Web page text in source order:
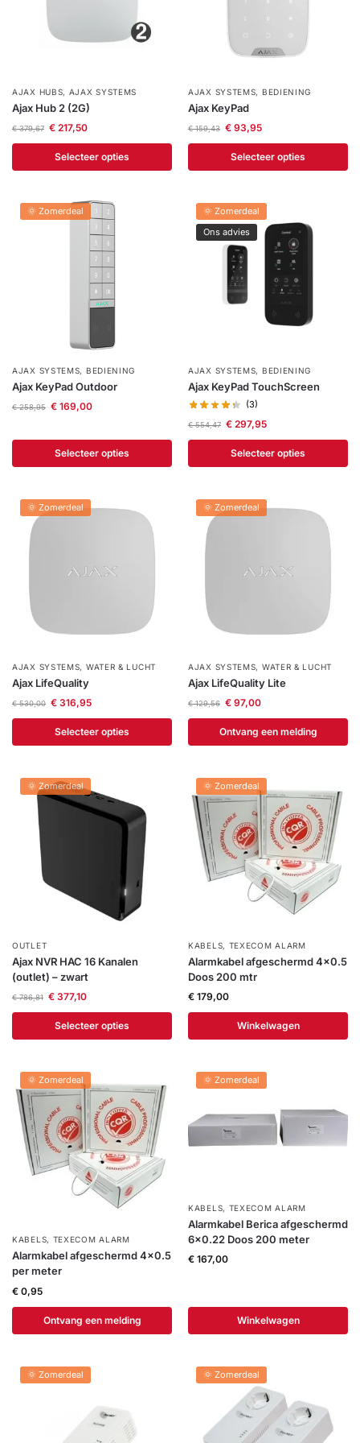
Camera's
Intercom
Inbraakbeveiliging
Help &
service
Account Contact Help Wagen
AJAX HUBS, AJAX SYSTEMS
Ajax Hub 2 (2G)
€379,67 €217,50
Selecteer opties
AJAX SYSTEMS, BEDIENING
Ajax KeyPad
€159,43 €93,95
Selecteer opties
🌞 Zomerdeal
AJAX SYSTEMS, BEDIENING
Ajax KeyPad Outdoor
€258,95 €169,00
Selecteer opties
🌞 Zomerdeal
Ons advies
AJAX SYSTEMS, BEDIENING
Ajax KeyPad TouchScreen
(3)
€554,47 €297,95
Selecteer opties
🌞 Zomerdeal
AJAX SYSTEMS, WATER & LUCHT
Ajax LifeQuality
€530,00 €316,95
Selecteer opties
🌞 Zomerdeal
AJAX SYSTEMS, WATER & LUCHT
Ajax LifeQuality Lite
€129,56 €97,00
Ontvang een melding
🌞 Zomerdeal
OUTLET
Ajax NVR HAC 16 Kanalen
(outlet) – zwart
€786,81 €377,10
Selecteer opties
🌞 Zomerdeal
KABELS, TEXECOM ALARM
Alarmkabel afgeschermd 4×0.5
Doos 200 mtr
€ 179,00
Winkelwagen
🌞 Zomerdeal
KABELS, TEXECOM ALARM
Alarmkabel afgeschermd 4×0.5
per meter
€ 0,95
Ontvang een melding
🌞 Zomerdeal
KABELS, TEXECOM ALARM
Alarmkabel Berica afgeschermd
6×0.22 Doos 200 meter
€ 167,00
Winkelwagen
🌞 Zomerdeal 🌞 Zomerdeal